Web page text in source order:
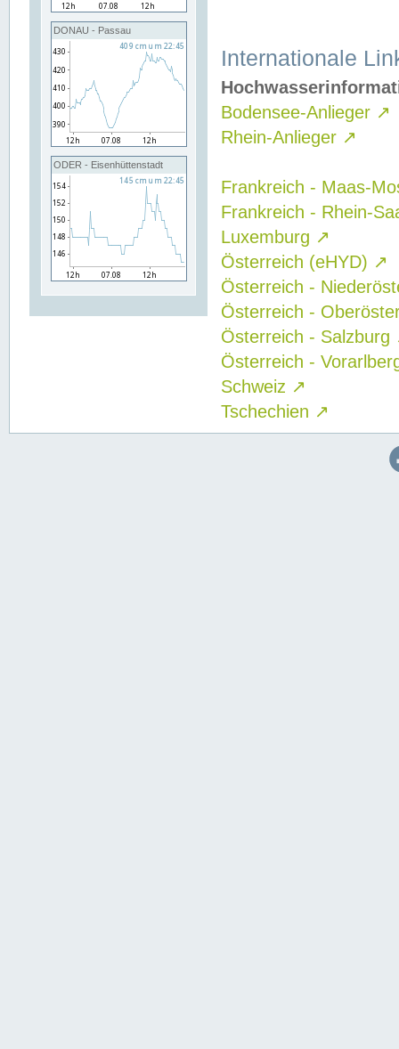
DONAU - Passau
ODER - Eisenhüttenstadt
Internationale
Bodensee-Anlieger ↗
Rhein-Anlieger ↗
Frankreich - Maas-
Frankreich - Rhein-
Luxemburg ↗
Österreich (eHYD) ↗
Österreich -
Österreich -
Österreich - Salzburg
Österreich -
Schweiz ↗
Tschechien ↗